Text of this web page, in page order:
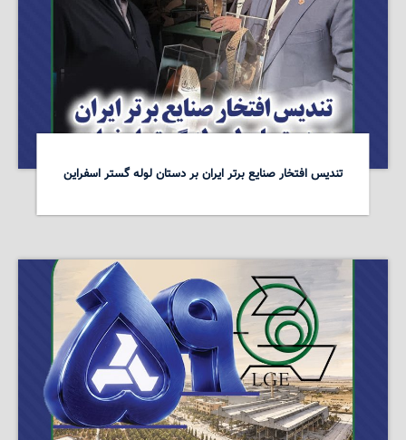
تندیس افتخار صنایع برتر ایران بر دستان لوله گستر اسفراین